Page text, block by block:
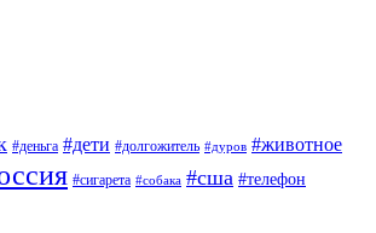
#деньга #дети #долгожитель #дуров #животное
#сигарета #собака #сша #телефон